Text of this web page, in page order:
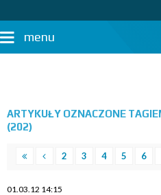
menu
ARTYKUŁY OZNACZONE
(202)
2 3 4 5 6
01.03.12 14:15